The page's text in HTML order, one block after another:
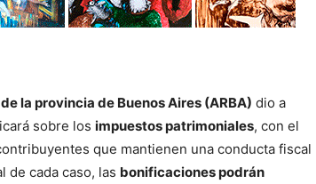
la provincia de Buenos Aires (ARBA) dio a
sobre los impuestos patrimoniales, con el
que mantienen una conducta fiscal
de cada caso, las bonificaciones podrán